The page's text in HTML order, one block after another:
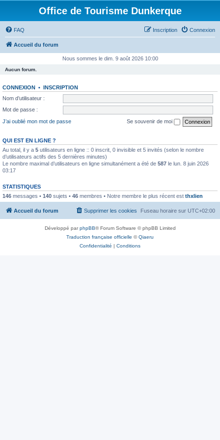
Office de Tourisme Dunkerque
FAQ Connexion
Inscription
Accueil du forum
Nous sommes le dim. 9 août 2026 10:00
Aucun forum.
CONNEXION • INSCRIPTION
Nom d’utilisateur :
Mot de passe :
J’ai oublié mon mot de passe
Se souvenir de moi
QUI EST EN LIGNE ?
Au total, il y a 5 utilisateurs en ligne :: 0 inscrit, 0 invisible et 5 invités (selon le nombre
d’utilisateurs actifs des 5 dernières minutes)
Le nombre maximal d’utilisateurs en ligne simultanément a été de 587 le lun. 8 juin 2026
03:17
STATISTIQUES
146 messages • 140 sujets • 46 membres • Notre membre le plus récent est thxlien
Accueil du forum Fuseau horaire sur UTC+02:00
Supprimer les cookies
Développé parphpBB® Forum Software © phpBB Limited
Traduction française officielle ©Qiaeru
Confidentialité | Conditions